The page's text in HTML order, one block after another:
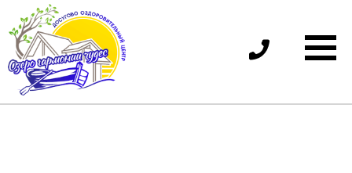
Skip
to
content
Озеро
Гармонии
чудес